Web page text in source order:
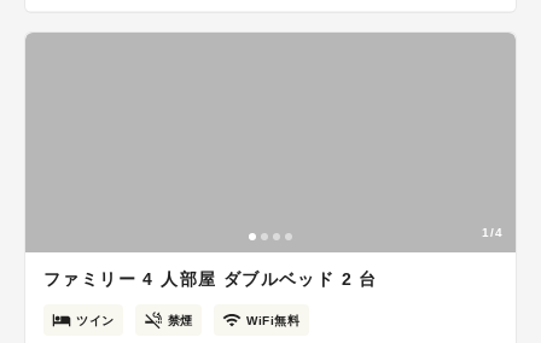
1/4
ファミリー 4 人部屋 ダブルベッド 2 台
ツイン 禁煙 WiFi無料